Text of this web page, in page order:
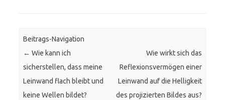
Beitrags-Navigation
← Wie kann ich
sicherstellen, dass meine
Leinwand flach bleibt und
keine Wellen bildet?
Wie wirkt sich das
Reflexionsvermögen einer
Leinwand auf die Helligkeit
des projizierten Bildes aus?